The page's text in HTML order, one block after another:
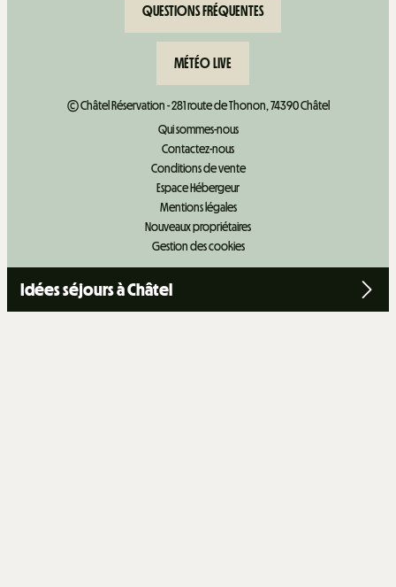
QUESTIONS FRÉQUENTES
MÉTÉO LIVE
© Châtel Réservation - 281 route de Thonon, 74390 Châtel
Qui sommes-nous
Contactez-nous
Conditions de vente
Espace Hébergeur
Mentions légales
Nouveaux propriétaires
Gestion des cookies
Idées séjours à Châtel